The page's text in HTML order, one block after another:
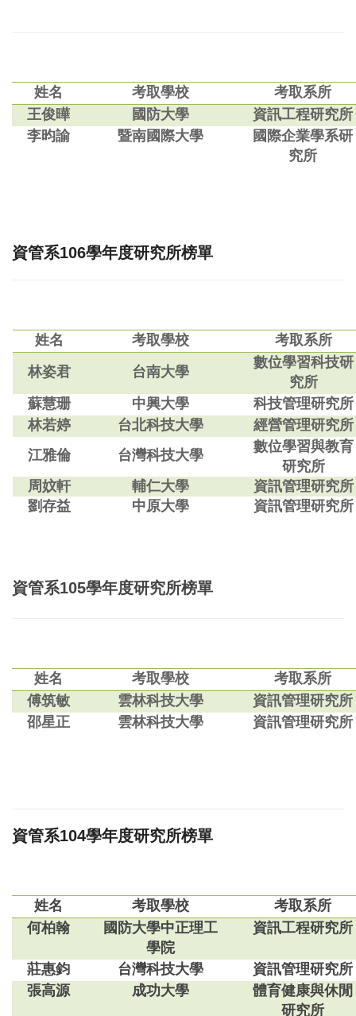
姓名 考取學校
考取系所
王俊曄
國防大學
資訊工程研究所
李昀諭
暨南國際大學
國際企業學系研
究所
資管系106學年度研究所榜單
姓名 考取學校
考取系所
林姿君
台南大學
數位學習科技研
究所
蘇慧珊
中興大學
科技管理研究所
林若婷
台北科技大學
經營管理研究所
江雅倫
台灣科技大學
數位學習與教育
研究所
周妏軒
輔仁大學
資訊管理研究所
劉存益
中原大學 資訊管理研究所
資管系105學年度研究所榜單
姓名 考取學校
考取系所
傅筑敏
雲林科技大學
資訊管理研究所
邵星正
雲林科技大學 資訊管理研究所
資管系104學年度研究所榜單
姓名 考取學校
考取系所
何柏翰
國防大學中正理工
學院
資訊工程研究所
莊惠鈞 台灣科技大學
資訊管理研究所
張高源
成功大學
體育健康與休閒
研究所